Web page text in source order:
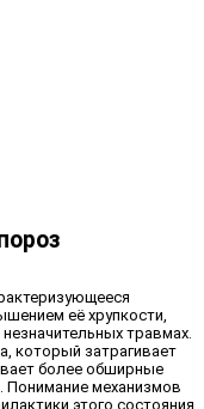
её хрупкости,
травмах.
который затрагивает
более обширные
Понимание механизмов
этого состояния